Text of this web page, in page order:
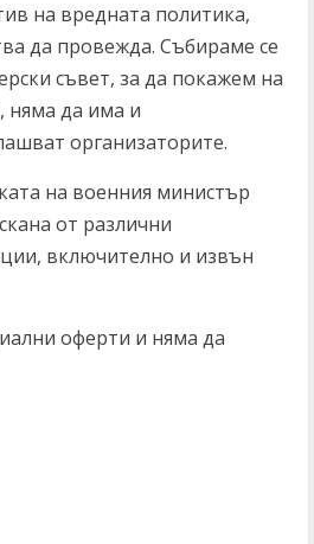
на вредната политика,
да провежда. Събираме се
съвет, за да покажем на
няма да има и
организаторите.
на военния министър
от различни
включително и извън
оферти и няма да